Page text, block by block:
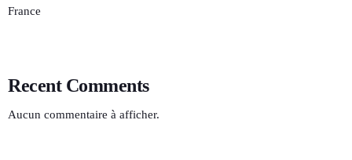
France
Recent Comments
Aucun commentaire à afficher.